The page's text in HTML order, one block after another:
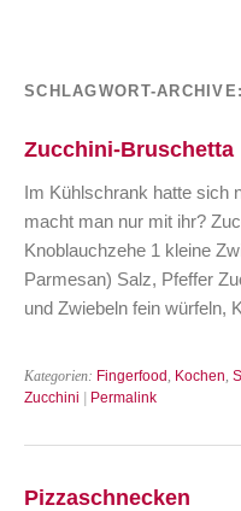
SCHLAGWORT-ARCHIVE:
Zucchini-Bruschetta
Im Kühlschrank hatte sich
macht man nur mit ihr?
Knoblauchzehe 1 kleine
Parmesan) Salz, Pfeffer
und Zwiebeln fein würfeln,
Kategorien: Fingerfood Kochen
Zucchini | Permalink
Pizzaschnecken